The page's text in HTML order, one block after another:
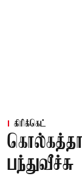
கிரிக்கெட்
பந்துவீச்சு